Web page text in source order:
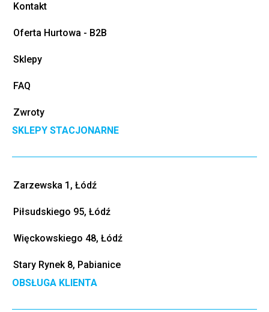
Kontakt
Oferta Hurtowa - B2B
Sklepy
FAQ
Zwroty
SKLEPY STACJONARNE
Zarzewska 1, Łódź
Piłsudskiego 95, Łódź
Więckowskiego 48, Łódź
Stary Rynek 8, Pabianice
OBSŁUGA KLIENTA